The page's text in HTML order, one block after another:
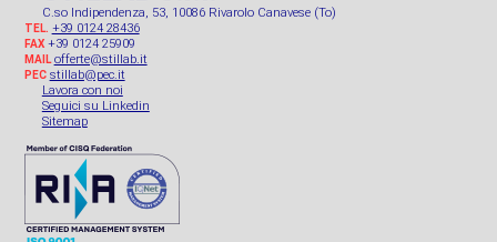
C.so Indipendenza, 53, 10086 Rivarolo Canavese (To)
TEL. +39 0124 28436
FAX+39 0124 25909
MAIL offerte@stillab.it
PEC stillab@pec.it
Lavora con noi
Seguici su Linkedin
Sitemap